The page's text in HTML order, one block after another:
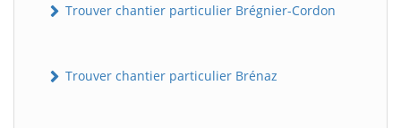
Trouver chantier particulier Brégnier-Cordon
Trouver chantier particulier Brénaz